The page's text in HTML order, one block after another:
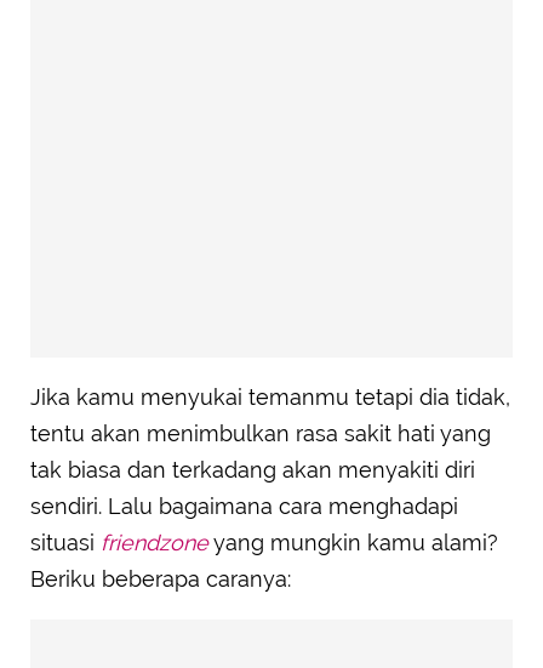
Jika kamu menyukai temanmu tetapi dia tidak,
tentu akan menimbulkan rasa sakit hati yang
tak biasa dan terkadang akan menyakiti diri
sendiri. Lalu bagaimana cara menghadapi
situasi friendzoneyang mungkin kamu alami?
Beriku beberapa caranya: